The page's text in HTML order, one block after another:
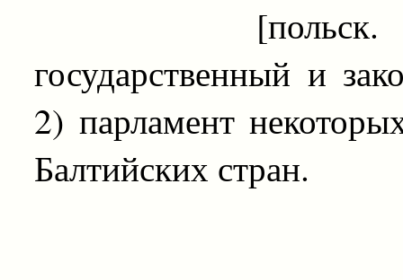
[польск.
государственный и
2) парламент
Балтийских стран.